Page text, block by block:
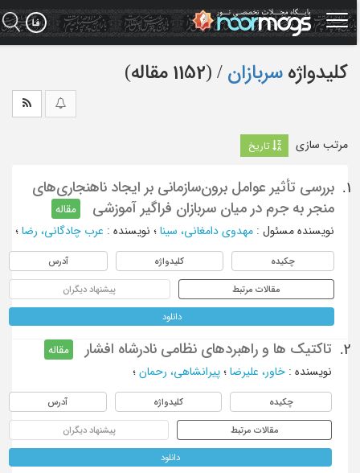
کلیدواژه سربازان ‏/ (1152 مقاله)
مرتب سازی تاریخ
1.
بررسی تأثیر عوامل برون‌‌سازمانی بر ایجاد ناهنجاری‌های
منجر به جرم در میان سربازان فراگیر آموزشی
مقاله
نویسنده مسئول : مهدوی دامغانی، سینا؛ نویسنده: عرب چادگانی، رضا؛
چکیده کلیدواژه آدرس
مقالات مرتبط پیشنهاد دیگران
دانلود
2. تاکتیک ها و راهبردهای نظامی نادرشاه افشار
مقاله
نویسنده: خاور، عليرضا؛ پيرانشاهي، رحمان؛
چکیده کلیدواژه آدرس
مقالات مرتبط پیشنهاد دیگران
دانلود